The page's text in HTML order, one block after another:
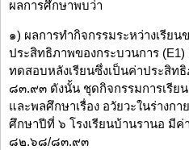
ผลการศึกษาพบว่า
๑) ผลการทำกิจกรรมระหว่างเรียน
ประสิทธิภาพของกระบวนการ
ทดสอบหลังเรียนซึ่งเป็นค่าประสิท
๘๓.๙๓ ดังนั้น ชุดกิจกรรมการเรีย
และพลศึกษาเรื่อง อวัยวะในร่างก
ศึกษาปีที่ ๖ โรงเรียนบ้านรานอ มีค่
๘๒.๖๘/๘๓.๙๓